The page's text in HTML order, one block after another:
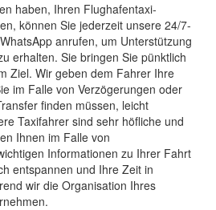
haben, Ihren Flughafentaxi-
können Sie jederzeit unsere 24/7-
anrufen, um Unterstützung
erhalten. Sie bringen Sie pünktlich
Ziel. Wir geben dem Fahrer Ihre
im Falle von Verzögerungen oder
finden müssen, leicht
Taxifahrer sind sehr höfliche und
Ihnen im Falle von
Informationen zu Ihrer Fahrt
entspannen und Ihre Zeit in
wir die Organisation Ihres